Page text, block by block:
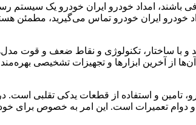
باشند، امداد خودرو ایران خودرو یک
خودرو ایران خودرو تماس می‌گیرید، مطمئن
و با ساختار، تکنولوژی و نقاط ضعف و قوت
آخرین ابزارها و تجهیزات تشخیصی
تامین و استفاده از قطعات یدکی تقلبی است.
تعمیرات است. این امر به خصوص برای